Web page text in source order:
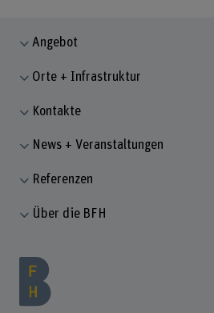
Angebot
Orte + Infrastruktur
Kontakte
News + Veranstaltungen
Referenzen
Über die BFH